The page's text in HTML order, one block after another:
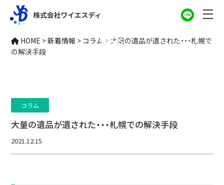
新着情報
NEWS
HOME >新着情報 > コラム >大量の遺品が遺された・・・札幌で
の解決手段
コラム
大量の遺品が遺された・・・札幌での解決手段
2021.12.15